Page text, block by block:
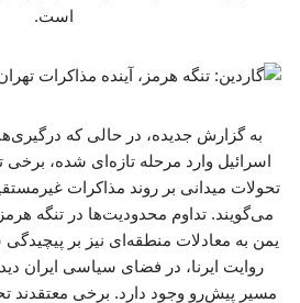
است.
به گزارش جدیده، در حالی که
اسرائیل وارد مرحله تازه‌ای شده، برخی
تحولات میدانی بر روند مذاکرات
می‌گویند. تداوم محدودیت‌ها در تنگه
یمن به معادلات منطقه‌ای نیز بر
روایت ایرنا، در فضای سیاسی ایران
مسیر پیش‌رو وجود دارد. برخی معتقدند